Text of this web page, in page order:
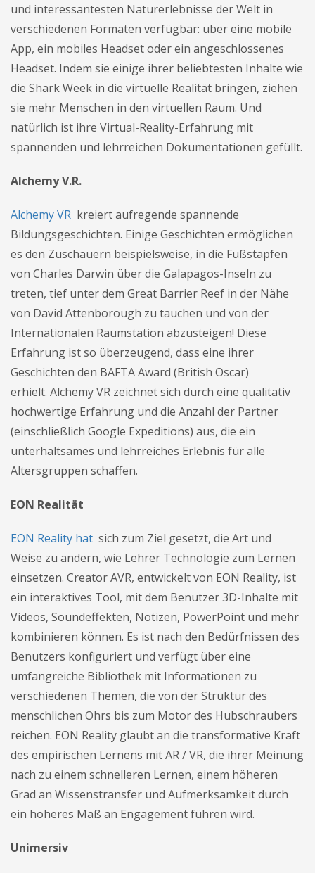
und interessantesten Naturerlebnisse der Welt in
verschiedenen Formaten verfügbar: über eine mobile
App, ein mobiles Headset oder ein angeschlossenes
Headset. Indem sie einige ihrer beliebtesten Inhalte wie
die Shark Week in die virtuelle Realität bringen, ziehen
sie mehr Menschen in den virtuellen Raum. Und
natürlich ist ihre Virtual-Reality-Erfahrung mit
spannenden und lehrreichen Dokumentationen gefüllt.
Alchemy V.R.
Alchemy VR kreiert aufregende spannende
Bildungsgeschichten. Einige Geschichten ermöglichen
es den Zuschauern beispielsweise, in die Fußstapfen
von Charles Darwin über die Galapagos-Inseln zu
treten, tief unter dem Great Barrier Reef in der Nähe
von David Attenborough zu tauchen und von der
Internationalen Raumstation abzusteigen! Diese
Erfahrung ist so überzeugend, dass eine ihrer
Geschichten den BAFTA Award (British Oscar)
erhielt. Alchemy VR zeichnet sich durch eine qualitativ
hochwertige Erfahrung und die Anzahl der Partner
(einschließlich Google Expeditions) aus, die ein
unterhaltsames und lehrreiches Erlebnis für alle
Altersgruppen schaffen.
EON Realität
EON Reality hat sich zum Ziel gesetzt, die Art und
Weise zu ändern, wie Lehrer Technologie zum Lernen
einsetzen. Creator AVR, entwickelt von EON Reality, ist
ein interaktives Tool, mit dem Benutzer 3D-Inhalte mit
Videos, Soundeffekten, Notizen, PowerPoint und mehr
kombinieren können. Es ist nach den Bedürfnissen des
Benutzers konfiguriert und verfügt über eine
umfangreiche Bibliothek mit Informationen zu
verschiedenen Themen, die von der Struktur des
menschlichen Ohrs bis zum Motor des Hubschraubers
reichen. EON Reality glaubt an die transformative Kraft
des empirischen Lernens mit AR / VR, die ihrer Meinung
nach zu einem schnelleren Lernen, einem höheren
Grad an Wissenstransfer und Aufmerksamkeit durch
ein höheres Maß an Engagement führen wird.
Unimersiv